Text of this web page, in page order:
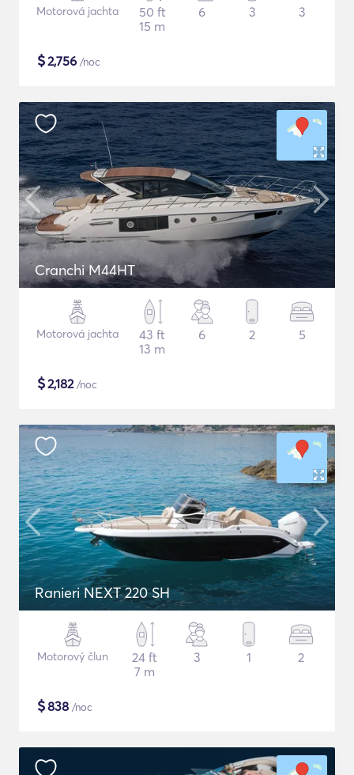
Motorová jachta
50 ft
15 m
6 3 3
$2,756 /noc
Cranchi M44HT
Motorová jachta
43 ft
13 m
6 2 5
$2,182/noc
Ranieri NEXT 220 SH
Motorový člun
24 ft
7 m
3 1 2
$838 /noc